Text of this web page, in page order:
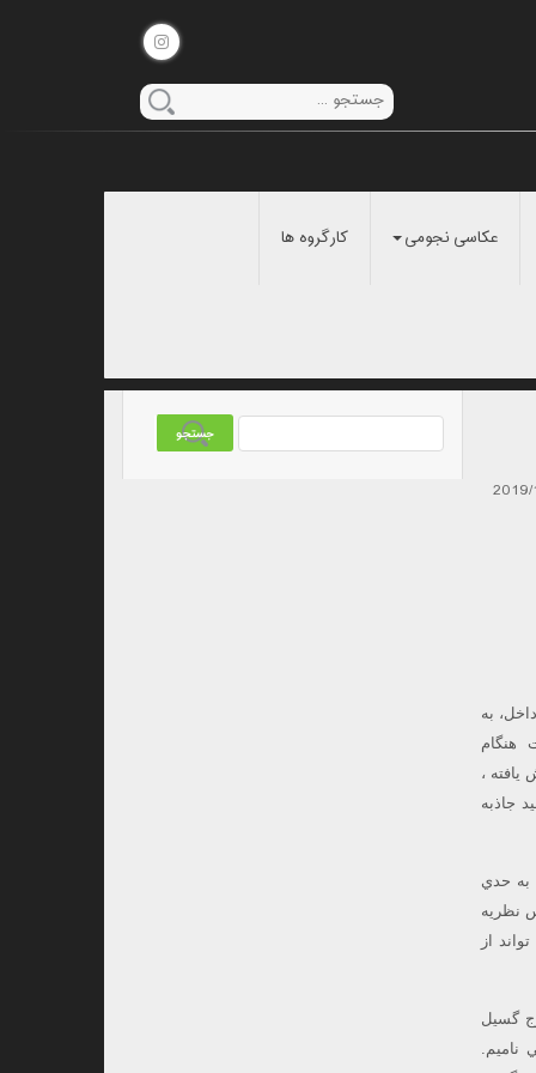
عکاسی نجومی کارگروه ها
به
هنگام
،
جاذبه
به حدي
نظريه
از
گسيل
ناميم.